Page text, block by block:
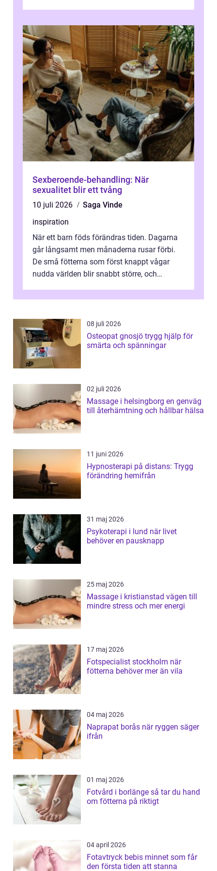
Sexberoende-behandling: När
sexualitet blir ett tvång
10 juli 2026
Saga Vinde
inspiration
När ett barn föds förändras tiden. Dagarna
går långsamt men månaderna rusar förbi.
De små fötterna som först knappt vågar
nudda världen blir snabbt större, och
08 juli 2026
Osteopat gnosjö trygg hjälp för
smärta och spänningar
02 juli 2026
Massage i helsingborg en genväg
till återhämtning och hållbar hälsa
11 juni 2026
Hypnosterapi på distans: Trygg
förändring hemifrån
31 maj 2026
Psykoterapi i lund när livet
behöver en pausknapp
25 maj 2026
Massage i kristianstad vägen till
mindre stress och mer energi
17 maj 2026
Fotspecialist stockholm när
fötterna behöver mer än vila
04 maj 2026
Naprapat borås när ryggen säger
ifrån
01 maj 2026
Fotvård i borlänge så tar du hand
om fötterna på riktigt
04 april 2026
Fotavtryck bebis minnet som får
den första tiden att stanna